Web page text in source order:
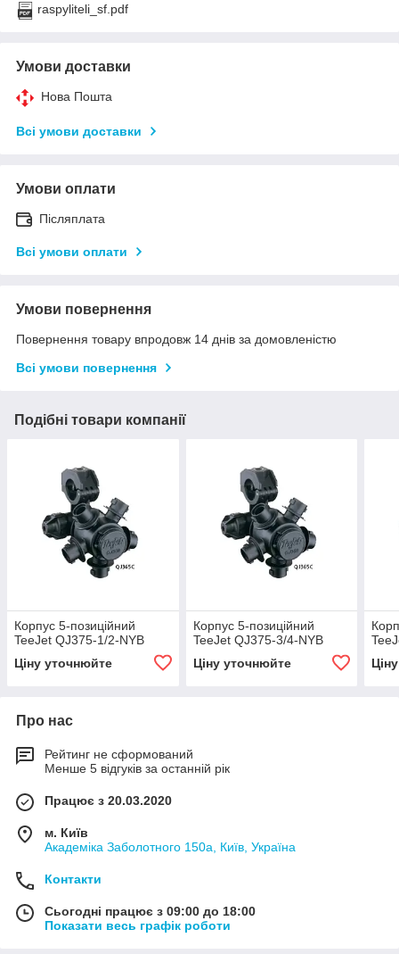
raspyliteli_sf.pdf
Умови доставки
Нова Пошта
Всі умови доставки
Умови оплати
Післяплата
Всі умови оплати
Умови повернення
Повернення товару впродовж 14 днів за домовленістю
Всі умови повернення
Подібні товари компанії
Корпус 5-позиційний
TeeJet QJ375-1/2-NYB
Ціну уточнюйте
Корпус 5-позиційний
TeeJet QJ375-3/4-NYB
Ціну уточнюйте
Про нас
Рейтинг не сформований
Менше 5 відгуків за останній рік
Працює з 20.03.2020
м. Київ
Академіка Заболотного 150а, Київ, Україна
Контакти
Сьогодні працює з 09:00 до 18:00
Показати весь графік роботи